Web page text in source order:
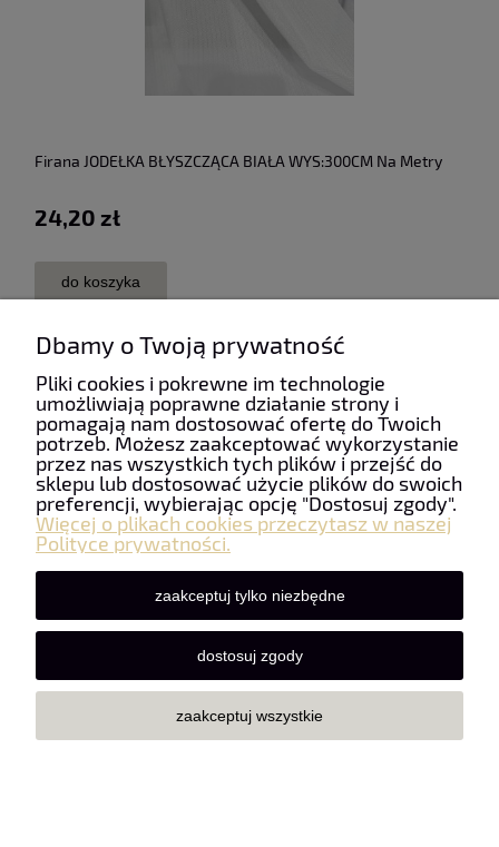
Firana JODEŁKA BŁYSZCZĄCA BIAŁA WYS:300CM Na Metry
24,20 zł
do koszyka
Firana JODEŁKA BŁYSZCZĄCA OFF WHITE wys: 300 cm Na
18,80 zł
Dbamy o Twoją prywatność
Pliki cookies i pokrewne im technologie
umożliwiają poprawne działanie strony i
pomagają nam dostosować ofertę do Twoich
potrzeb. Możesz zaakceptować wykorzystanie
przez nas wszystkich tych plików i przejść do
sklepu lub dostosować użycie plików do swoich
preferencji, wybierając opcję "Dostosuj zgody".
Więcej o plikach cookies przeczytasz w naszej
Polityce prywatności.
zaakceptuj tylko niezbędne
dostosuj zgody
zaakceptuj wszystkie